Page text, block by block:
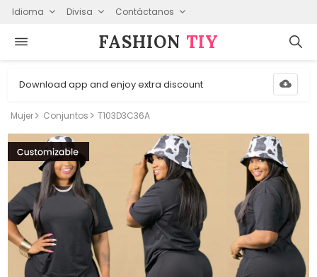
Idioma Divisa Contáctanos
FASHION⁠ TIY
Download app and enjoy extra discount
Mujer Conjuntos T103D3C36A